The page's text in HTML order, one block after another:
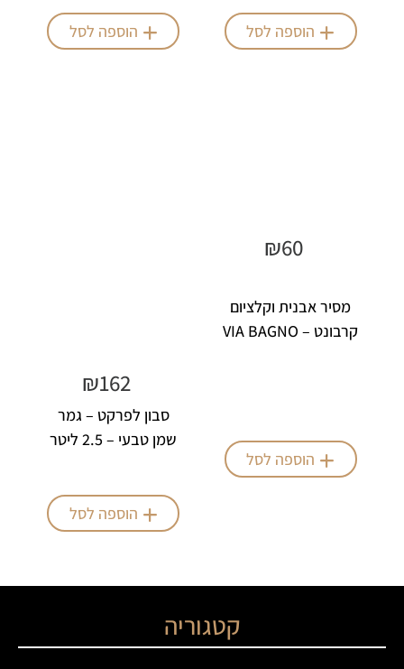
הוספה לסל
הוספה לסל
מסיר אבנית וקלציום
קרבונט – VIA BAGNO
₪60
הוספה לסל
סבון לפרקט – גמר
שמן טבעי – 2.5 ליטר
₪162
הוספה לסל
קטגוריה